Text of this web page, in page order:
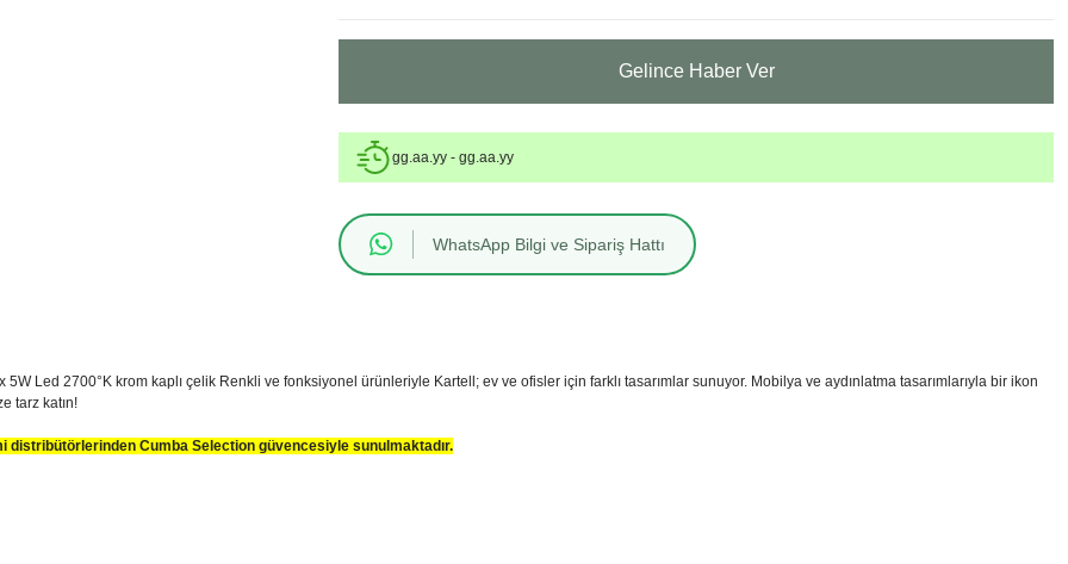
Gelince Haber Ver
gg.aa.yy - gg.aa.yy
WhatsApp Bilgi ve Sipariş Hattı
Led 2700°K krom kaplı çelik Renkli ve fonksiyonel ürünleriyle Kartell; ev ve ofisler için farklı tasarımlar sunuyor. Mobilya ve aydınlatma tasarımlarıyla bir ikon
tarz katın!
distribütörlerinden Cumba Selection güvencesiyle sunulmaktadır.